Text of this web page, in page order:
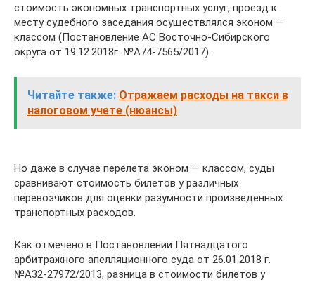
стоимость экономных транспортных услуг, проезд к
месту судебного заседания осуществлялся эконом —
классом (Постановление АС Восточно-Сибирского
округа от 19.12.2018г. №А74-7565/2017).
Читайте также: Отражаем расходы на такси в
налоговом учете (нюансы)
Но даже в случае перелета эконом — классом, суды
сравнивают стоимость билетов у различных
перевозчиков для оценки разумности произведенных
транспортных расходов.
Как отмечено в Постановлении Пятнадцатого
арбитражного апелляционного суда от 26.01.2018 г.
№А32-27972/2013, разница в стоимости билетов у